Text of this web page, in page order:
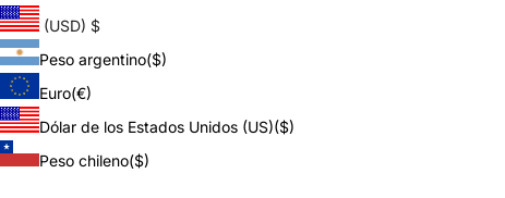
(USD) $
Peso argentino($)
Euro(€)
Dólar de los Estados Unidos (US)($)
Peso chileno($)